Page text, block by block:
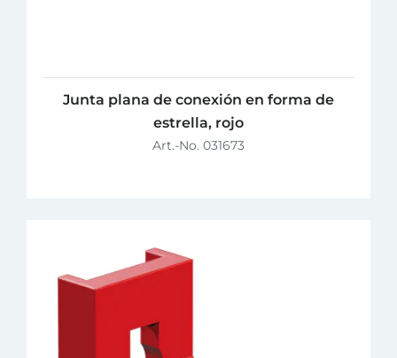
Junta plana de conexión en forma de
estrella, rojo
Art.-No. 031673